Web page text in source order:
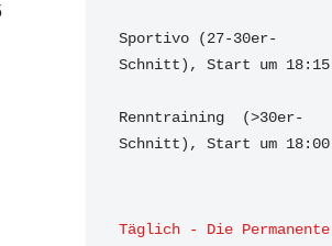
Sportivo (27-30er-
Schnitt), Start um 18:15
Renntraining  (>30er-
Schnitt), Start um 18:00
Täglich - Die Permanente